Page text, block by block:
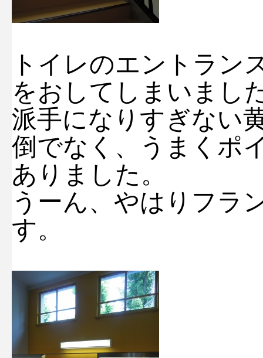
トイレのエントラン
をおしてしまいまし
派手になりすぎない
倒でなく、うまくポ
ありました。
うーん、やはりフラ
す。